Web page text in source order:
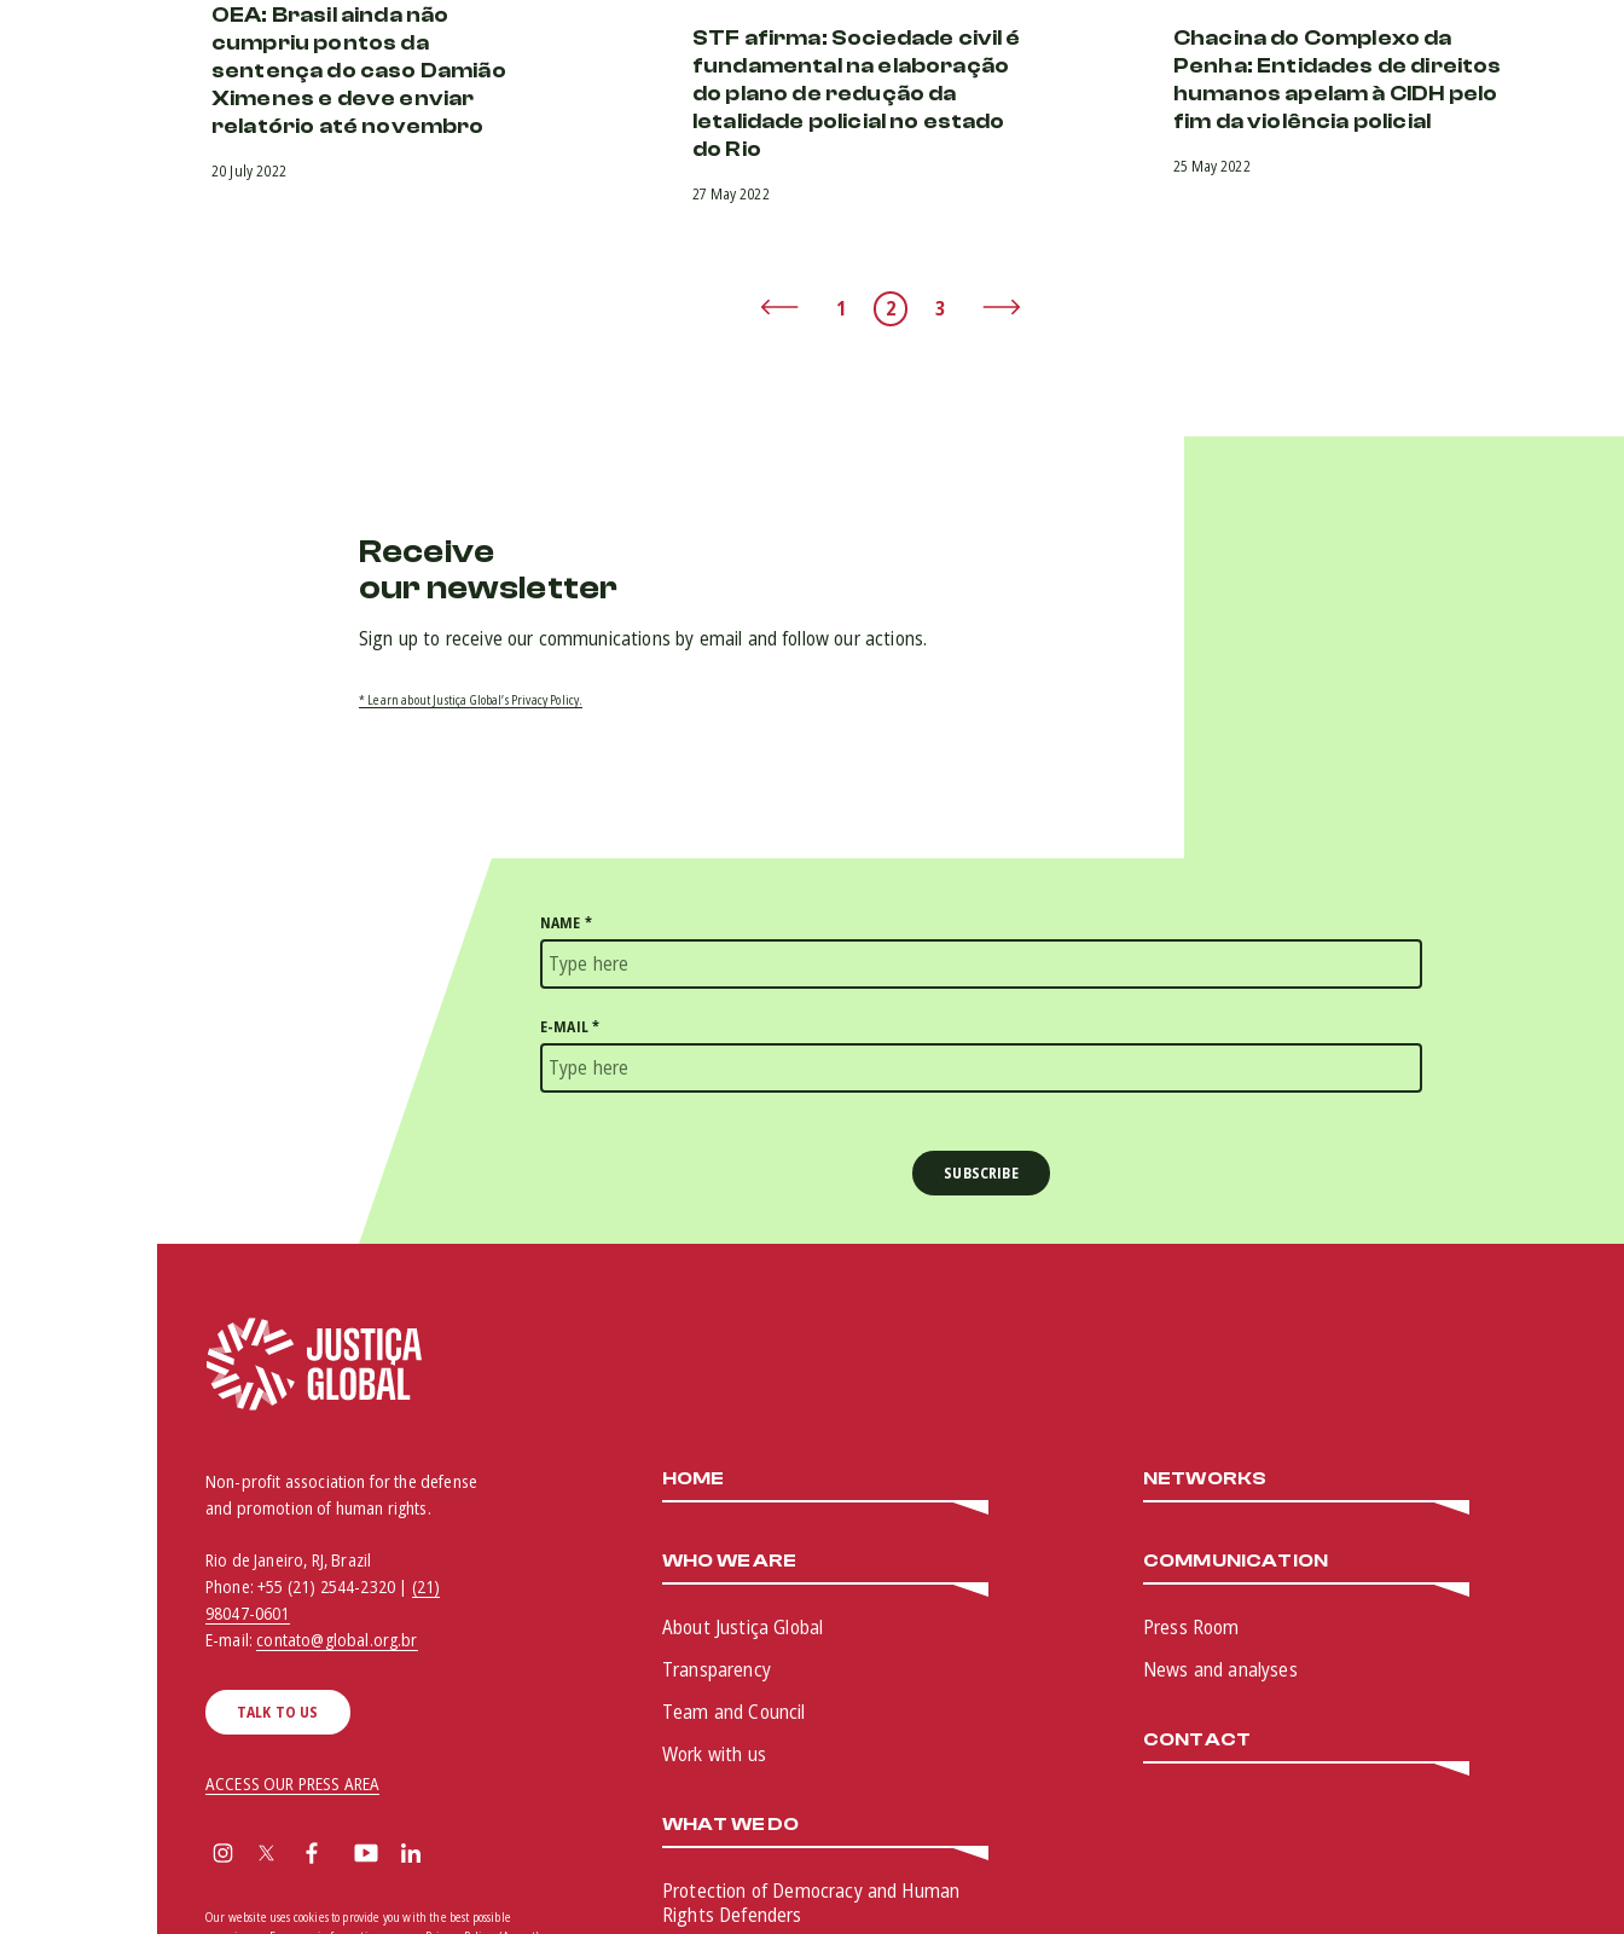
OEA: Brasil ainda não
cumpriu pontos da
sentença do caso Damião
Ximenes e deve enviar
relatório até novembro
20 July 2022
STF afirma: Sociedade civil é
fundamental na elaboração
do plano de redução da
letalidade policial no estado
do Rio
27 May 2022
Chacina do Complexo da
Penha: Entidades de direitos
humanos apelam à CIDH pelo
fim da violência policial
25 May 2022
1 2 3
Receive
our newsletter
Sign up to receive our communications by email and follow our actions.
* Learn about Justiça Global’s Privacy Policy.
NAME *
E-MAIL*
Non-profit association for the defense
and promotion of human rights.
Rio de Janeiro, RJ, Brazil
Phone:+55 (21) 2544-2320 | (21)
98047-0601
E-mail:contato@global.org.br
TALK TO US
ACCESS OUR PRESS AREA
Our website uses cookies to provide you with the best possible
HOME
WHO WE ARE
About Justiça Global
Transparency
Team and Council
Work with us
WHAT WE DO
Protection of Democracy and Human
Rights Defenders
NETWORKS
COMMUNICATION
Press Room
News and analyses
CONTACT